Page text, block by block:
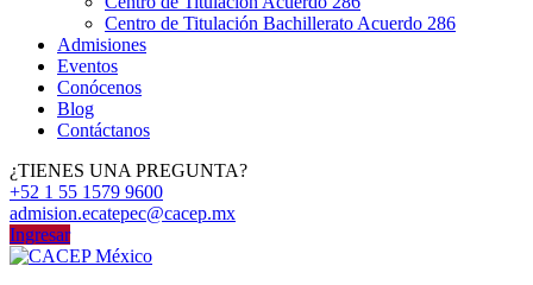
Centro de Titulación Bachillerato Acuerdo 286
Admisiones
Eventos
Conócenos
Blog
Contáctanos
¿TIENES UNA PREGUNTA?
+52 1 55 1579 9600
admision.ecatepec@cacep.mx
Ingresar